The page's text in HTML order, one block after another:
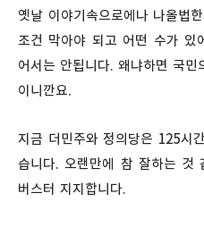
옛날 이야기속으로에나 나올법
조건 막아야 되고 어떤 수가 있
어서는 안됩니다. 왜냐하면 국
이니깐요.
지금 더민주와 정의당은 125시
습니다. 오랜만에 참 잘하는 것
버스터 지지합니다.